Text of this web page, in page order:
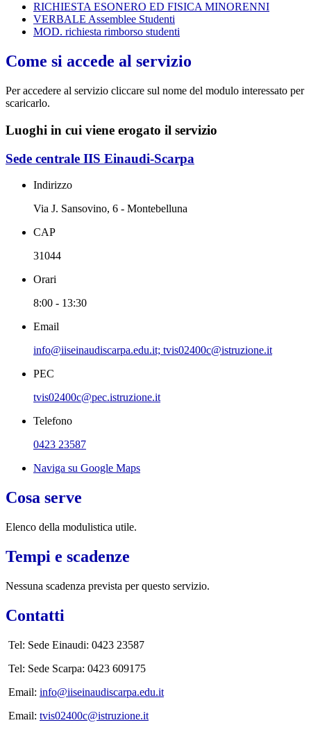
RICHIESTA ESONERO ED FISICA MINORENNI
VERBALE Assemblee Studenti
MOD. richiesta rimborso studenti
Come si accede al servizio
Per accedere al servizio cliccare sul nome del modulo interessato per
scaricarlo.
Luoghi in cui viene erogato il servizio
Sede centrale IIS Einaudi-Scarpa
Indirizzo
Via J. Sansovino, 6 - Montebelluna
CAP
31044
Orari
8:00 - 13:30
Email
info@iiseinaudiscarpa.edu.it; tvis02400c@istruzione.it
PEC
tvis02400c@pec.istruzione.it
Telefono
0423 23587
Naviga su Google Maps
Cosa serve
Elenco della modulistica utile.
Tempi e scadenze
Nessuna scadenza prevista per questo servizio.
Contatti
Tel: Sede Einaudi: 0423 23587
Tel: Sede Scarpa: 0423 609175
Email: info@iiseinaudiscarpa.edu.it
Email: tvis02400c@istruzione.it